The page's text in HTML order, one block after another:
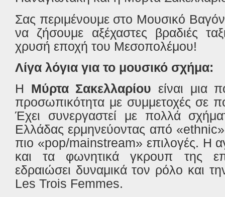
Σας περιμένουμε στο Μουσικό
να ζήσουμε αξέχαστες βραδιές
χρυσή εποχή του Μεσοπολέμου!
Λίγα λόγια για το μουσικό σχήμα:
Η Μύρτα Σακελλαρίου είναι μια
προσωπικότητα με συμμετοχές σε
Έχει συνεργαστεί με πολλά
Ελλάδας ερμηνεύοντας από
πιο «pop/mainstream» επιλογές. Η
και τα φωνητικά γκρουπ της
εδραιώσει δυναμικά τον ρόλο και
Les Trois Femmes.